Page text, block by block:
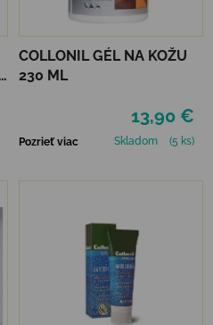
COLLONIL GÉL NA KOŽU
230 ML
13,90 €
Pozrieť viac Skladom (5 ks)